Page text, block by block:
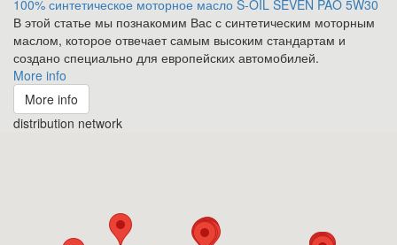
100% синтетическое моторное масло S-OIL SEVEN PAO 5W30
В этой статье мы познакомим Вас с синтетическим моторным
маслом, которое отвечает самым высоким стандартам и
создано специально для европейских автомобилей.
More info
More info
distribution network